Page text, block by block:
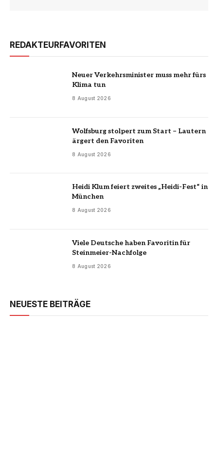
REDAKTEURFAVORITEN
Neuer Verkehrsminister muss mehr fürs
Klima tun
8 August 2026
Wolfsburg stolpert zum Start – Lautern
ärgert den Favoriten
8 August 2026
Heidi Klum feiert zweites „Heidi-Fest“ in
München
8 August 2026
Viele Deutsche haben Favoritin für
Steinmeier-Nachfolge
8 August 2026
NEUESTE BEITRÄGE